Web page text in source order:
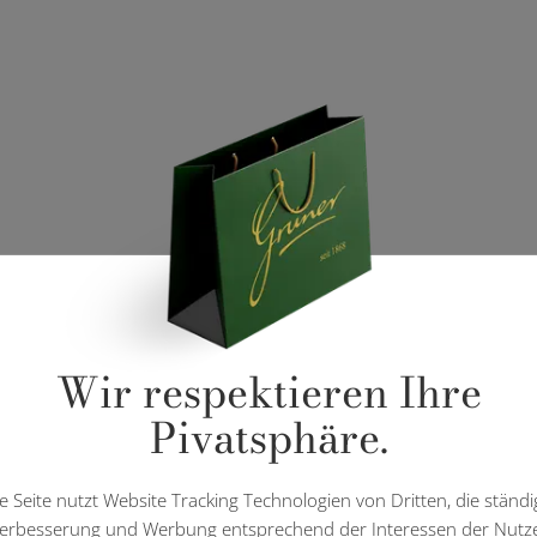
Wir respektieren Ihre
Pivatsphäre.
Seite nutzt Website Tracking Technologien von Dritten, die
und Werbung entsprechend der Interessen der